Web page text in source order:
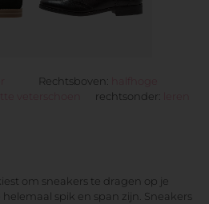
Rechtsboven: halfhoge
veterschoen rechtsonder:
om sneakers te dragen op je
spik en span zijn. Sneakers